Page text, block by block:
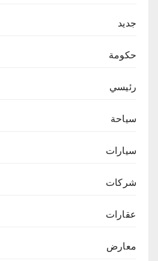
جديد
حكومة
رئيسي
سياحة
سيارات
شركات
عقارات
معارض